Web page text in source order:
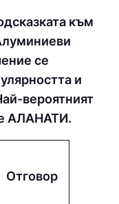
към
се
и
вероятният
е АЛАНАТИ.
Отговор